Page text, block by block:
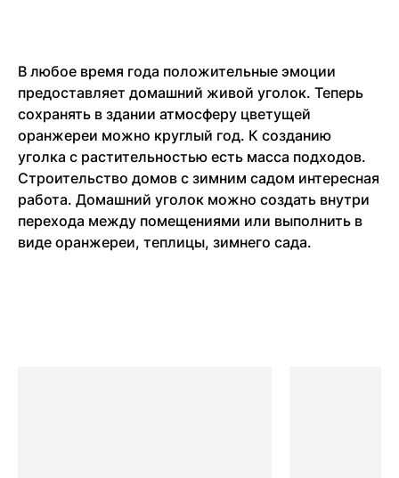
В любое время года положительные эмоции
предоставляет домашний живой уголок. Теперь
сохранять в здании атмосферу цветущей
оранжереи можно круглый год. К созданию
уголка с растительностью есть масса подходов.
Строительство домов с зимним садом интересная
работа. Домашний уголок можно создать внутри
перехода между помещениями или выполнить в
виде оранжереи, теплицы, зимнего сада.